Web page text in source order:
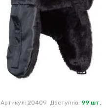
Артикул: 20409 Доступно: 99 шт.